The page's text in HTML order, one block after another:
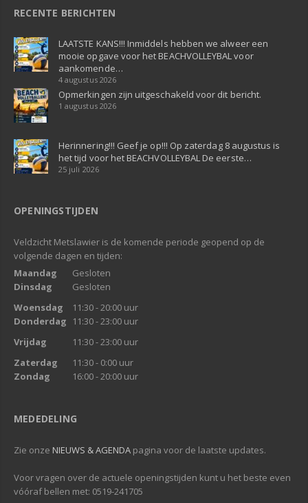
RECENTE BERICHTEN
LAATSTE KANS!!! Inmiddels hebben we alweer een
mooie opgave voor het BEACHVOLLEYBAL voor
aankomende…
4 augustus 2026
Opmerkingen zijn uitgeschakeld voor dit bericht.
1 augustus 2026
Herinnering!!! Geef je op!!! Op zaterdag 8 augustus is
het tijd voor het BEACHVOLLEYBAL De eerste…
25 juli 2026
OPENINGSTIJDEN
Veldzicht Metslawier is de komende periode geopend op de
volgende dagen en tijden:
Maandag
Gesloten
Dinsdag
Gesloten
Woensdag
11:30 - 20:00 uur
Donderdag
11:30 - 23:00 uur
Vrijdag
11:30 - 23:00 uur
Zaterdag
11:30 - 0:00 uur
Zondag
16:00 - 20:00 uur
MEDEDELING
Zie onze NIEUWS & AGENDA pagina voor de laatste updates.
Voor vragen over de actuele openingstijden kunt u het beste even
vóóraf bellen met: 0519-241705